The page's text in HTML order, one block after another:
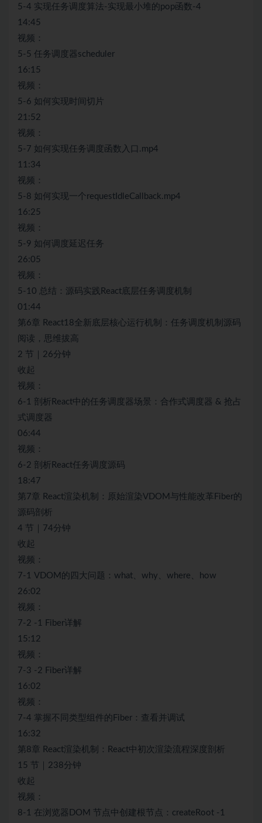
5-4 实现任务调度算法-实现最小堆的pop函数-4
14:45
视频：
5-5 任务调度器scheduler
16:15
视频：
5-6 如何实现时间切片
21:52
视频：
5-7 如何实现任务调度函数入口.mp4
11:34
视频：
5-8 如何实现一个requestIdleCallback.mp4
16:25
视频：
5-9 如何调度延迟任务
26:05
视频：
5-10 总结：源码实践React底层任务调度机制
01:44
第6章 React18全新底层核心运行机制：任务调度机制源码
阅读，思维拔高
2 节｜26分钟
收起
视频：
6-1 剖析React中的任务调度器场景：合作式调度器 & 抢占
式调度器
06:44
视频：
6-2 剖析React任务调度源码
18:47
第7章 React渲染机制：原始渲染VDOM与性能改革Fiber的
源码剖析
4 节｜74分钟
收起
视频：
7-1 VDOM的四大问题：what、why、where、how
26:02
视频：
7-2 -1 Fiber详解
15:12
视频：
7-3 -2 Fiber详解
16:02
视频：
7-4 掌握不同类型组件的Fiber：查看并调试
16:32
第8章 React渲染机制：React中初次渲染流程深度剖析
15 节｜238分钟
收起
视频：
8-1 在浏览器DOM 节点中创建根节点：createRoot -1